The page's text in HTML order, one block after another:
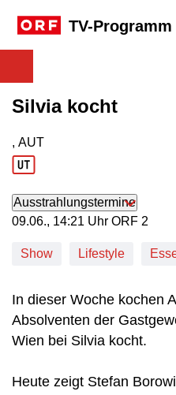
TV-Programm
Silvia kocht
Produktionsland: AUT
, AUT
Ausstrahlungstermine
09. Juni, 14:21 Uhr in ORF 2
09.06., 14:21 Uhr ORF 2
Show Lifestyle
In dieser Woche kochen
Absolventen der
Wien bei Silvia kocht.
Heute zeigt Stefan